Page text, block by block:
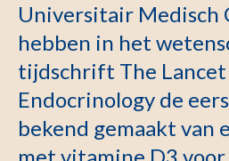
Universitair Medisch
hebben in het
tijdschrift The
Endocrinology de
bekend gemaakt van